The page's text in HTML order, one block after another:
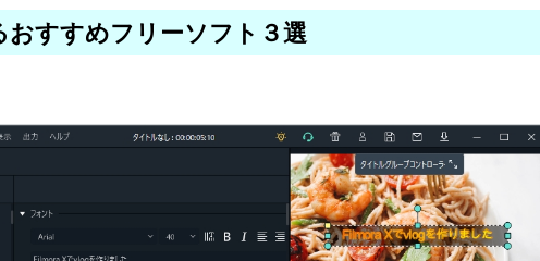
すすめフリーソフト３選